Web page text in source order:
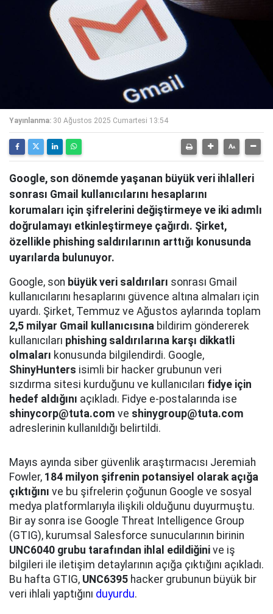
Yayınlanma: 30 Ağustos 2025 Cumartesi 13:54
Google, son dönemde yaşanan büyük veri ihlalleri
sonrası Gmail kullanıcılarını hesaplarını
korumaları için şifrelerini değiştirmeye ve iki adımlı
doğrulamayı etkinleştirmeye çağırdı. Şirket,
özellikle phishing saldırılarının arttığı konusunda
uyarılarda bulunuyor.
Google, son büyük veri saldırıları sonrası Gmail
kullanıcılarını hesaplarını güvence altına almaları için
uyardı. Şirket, Temmuz ve Ağustos aylarında toplam
2,5 milyar Gmail kullanıcısına bildirim göndererek
kullanıcıları phishing saldırılarına karşı dikkatli
olmaları konusunda bilgilendirdi. Google,
ShinyHunters isimli bir hacker grubunun veri
sızdırma sitesi kurduğunu ve kullanıcıları fidye için
hedef aldığını açıkladı. Fidye e-postalarında ise
shinycorp@tuta.com ve shinygroup@tuta.com
adreslerinin kullanıldığı belirtildi.
Mayıs ayında siber güvenlik araştırmacısı Jeremiah
Fowler, 184 milyon şifrenin potansiyel olarak açığa
çıktığını ve bu şifrelerin çoğunun Google ve sosyal
medya platformlarıyla ilişkili olduğunu duyurmuştu.
Bir ay sonra ise Google Threat Intelligence Group
(GTIG), kurumsal Salesforce sunucularının birinin
UNC6040 grubu tarafından ihlal edildiğini ve iş
bilgileri ile iletişim detaylarının açığa çıktığını açıkladı.
Bu hafta GTIG, UNC6395 hacker grubunun büyük bir
veri ihlali yaptığını duyurdu.